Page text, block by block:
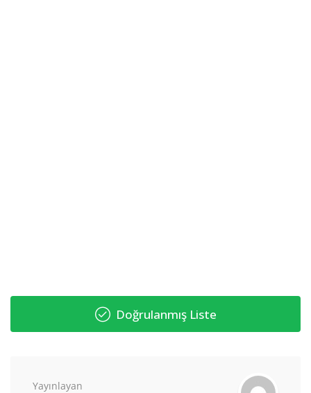
Doğrulanmış Liste
Yayınlayan